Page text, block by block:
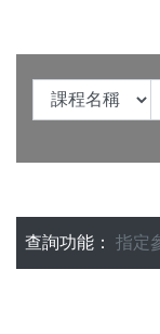
查詢功能： 指定